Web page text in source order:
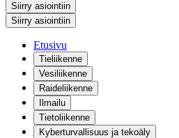
Siirry asiointiin
Siirry asiointiin
Etusivu
Tieliikenne
Vesiliikenne
Raideliikenne
Ilmailu
Tietoliikenne
Kyberturvallisuus ja tekoäly